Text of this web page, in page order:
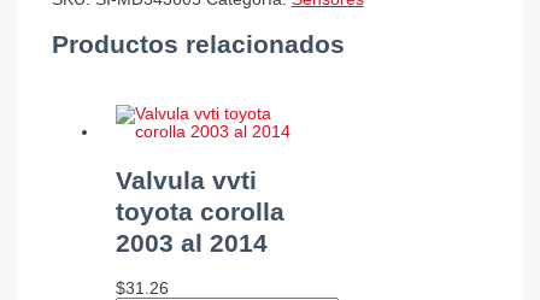
Productos relacionados
Valvula vvti
toyota corolla
2003 al 2014
$31.26